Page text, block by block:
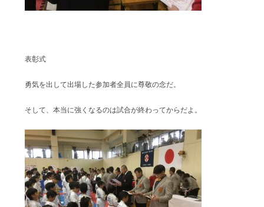
表彰式
勇気を出して出場した参加者全員に尊敬の念だ。
そして、本当に強くなるのは試合が終わってからだよ。